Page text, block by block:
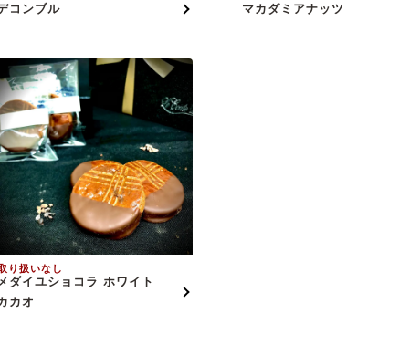
コンブル マカダミアナッツ
ダイユショコラ ホワイト
カオ
り扱いなし